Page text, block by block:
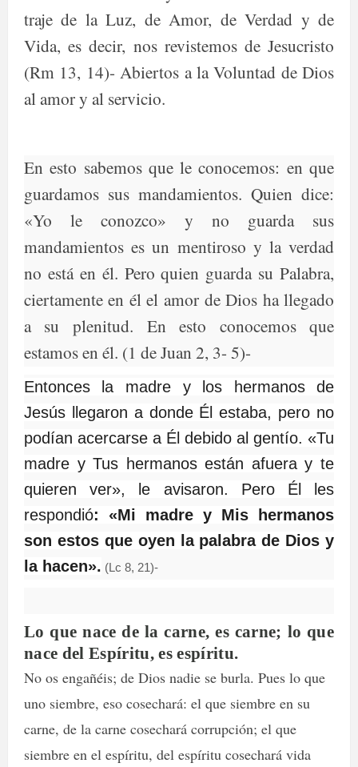
traje de la Luz, de Amor, de Verdad y de
Vida, es decir, nos revistemos de Jesucristo
(Rm 13, 14)- Abiertos a la Voluntad de Dios
al amor y al servicio.
En esto sabemos que le conocemos: en que
guardamos sus mandamientos. Quien dice:
«Yo le conozco» y no guarda sus
mandamientos es un mentiroso y la verdad
no está en él. Pero quien guarda su Palabra,
ciertamente en él el amor de Dios ha llegado
a su plenitud. En esto conocemos que
estamos en él. (1 de Juan 2, 3- 5)-
Entonces la madre y los hermanos de
Jesús llegaron a donde Él estaba, pero no
podían acercarse a Él debido al gentío. «Tu
madre y Tus hermanos están afuera y te
quieren ver», le avisaron. Pero Él les
respondió: «Mi madre y Mis hermanos
son estos que oyen la palabra de Dios y
la hacen». (Lc 8, 21)-
Lo que nace de la carne, es carne; lo que
nace del Espíritu, es espíritu.
No os engañéis; de Dios nadie se burla. Pues lo que
uno siembre, eso cosechará: el que siembre en su
carne, de la carne cosechará corrupción; el que
siembre en el espíritu, del espíritu cosechará vida